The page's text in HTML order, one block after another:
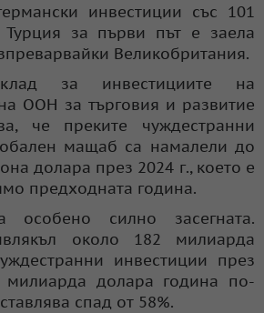
инвестиции със 101
Турция за първи път е заела
Великобритания.
за инвестициите на
ООН за търговия и развитие
че преките чуждестранни
мащаб са намалели до
долара през 2024 г., което е
предходната година.
силно засегната.
около 182 милиарда
инвестиции през
долара година по-
спад от 58%.